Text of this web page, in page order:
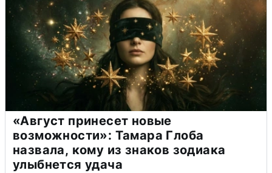
«Август принесет новые
возможности»: Тамара Глоба
назвала, кому из знаков зодиака
улыбнется удача